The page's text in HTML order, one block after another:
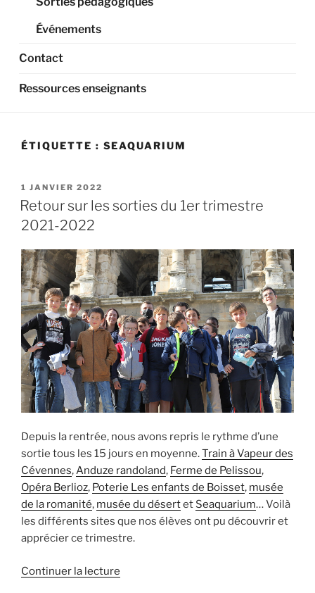
Événements
Contact
Ressources enseignants
ÉTIQUETTE : SEAQUARIUM
PUBLIÉ
LE
1 JANVIER 2022
Retour sur les sorties du 1er trimestre
2021-2022
Depuis la rentrée, nous avons repris le rythme d’une
sortie tous les 15 jours en moyenne.Train à Vapeur des
Cévennes,Anduze randoland, Ferme de Pelissou,
Opéra Berlioz, Poterie Les enfants de Boisset, musée
de la romanité, musée du désertet Seaquarium… Voilà
les différents sites que nos élèves ont pu découvrir et
apprécier ce trimestre.
Continuer la lecture